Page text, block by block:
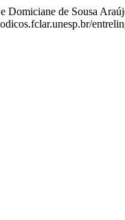
Domiciane de Sousa